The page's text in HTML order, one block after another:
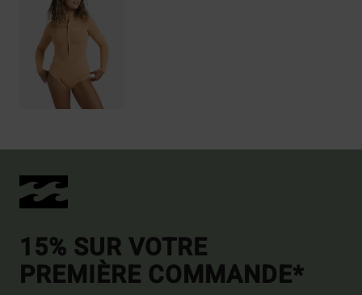
15% SUR VOTRE
PREMIÈRE COMMANDE*